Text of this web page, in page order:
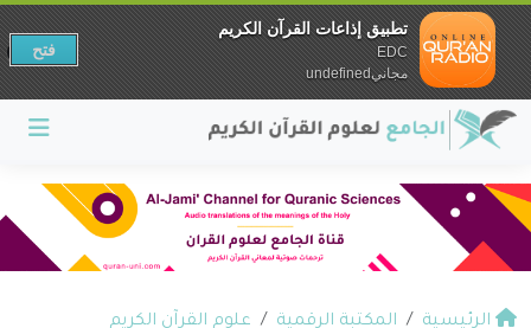
الرئيسية المكتبة الرقمية
علوم القرآن الكريم
تطبيق إذاعات القرآن الكريم
EDC
مجانيundefined
فتح